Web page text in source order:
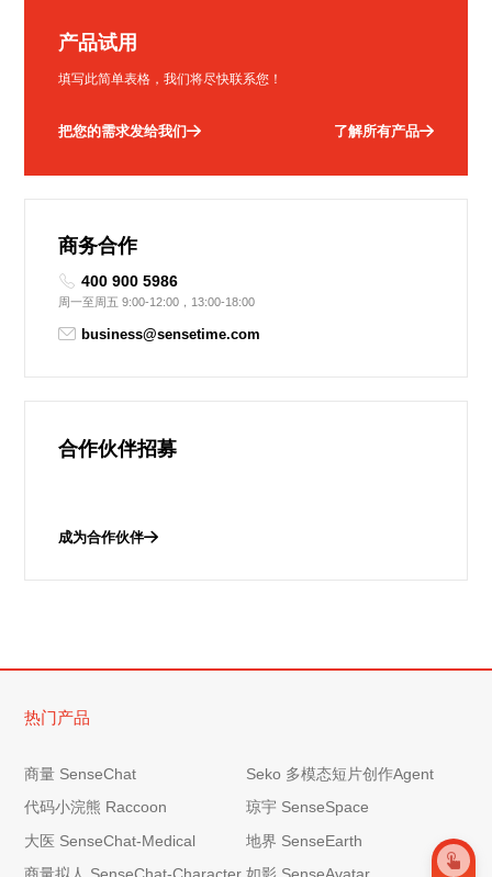
产品试用
填写此简单表格，我们将尽快联系您！
把您的需求发给我们 了解所有产品
商务合作
400 900 5986
周一至周五 9:00-12:00，13:00-18:00
business@sensetime.com
合作伙伴招募
成为合作伙伴
热门产品
商量 SenseChat
Seko 多模态短片创作Agent
代码小浣熊 Raccoon
琼宇 SenseSpace
大医 SenseChat-Medical
地界 SenseEarth